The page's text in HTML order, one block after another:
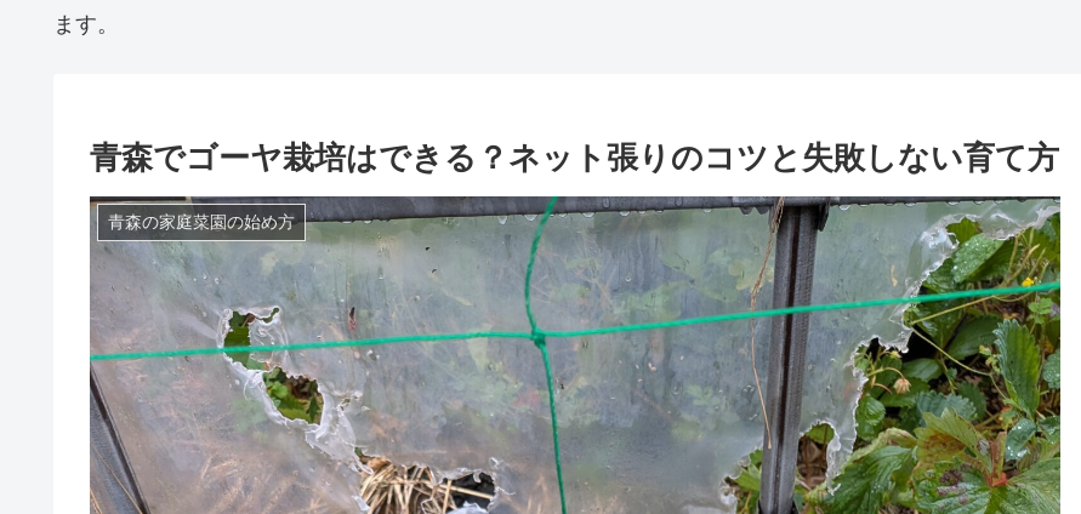
ます。
青森でゴーヤ栽培はできる？ネット張りのコツと失敗しない育て方
青森の家庭菜園の始め方